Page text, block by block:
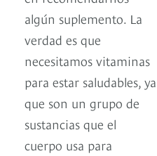
algún suplemento. La
verdad es que
necesitamos vitaminas
para estar saludables, ya
que son un grupo de
sustancias que el
cuerpo usa para